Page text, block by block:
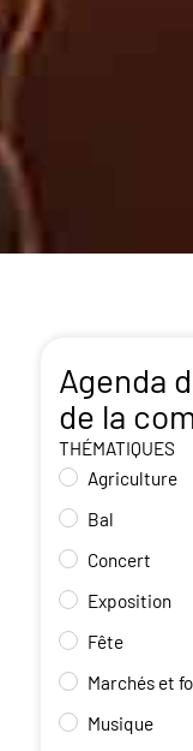
Agenda
de la
THÉMATIQUES
Agriculture
Bal
Concert
Exposition
Fête
Marchés et
Musique